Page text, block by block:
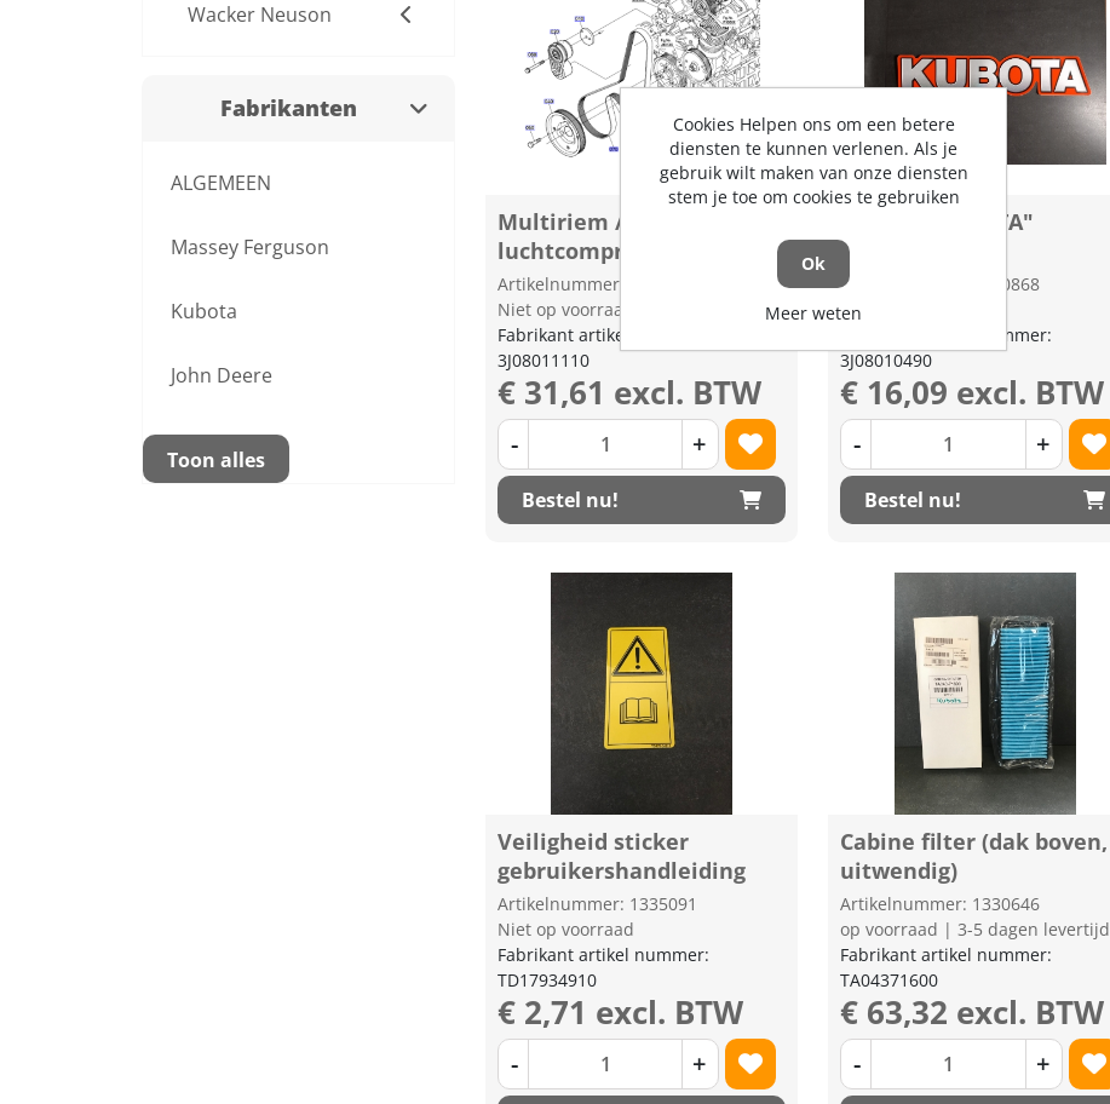
Wacker Neuson
Fabrikanten
ALGEMEEN
Massey Ferguson
Kubota
John Deere
Toon alles
Multiriem / motoren met
luchtcompressor
Artikelnummer: 1830872
Niet op voorraad
Fabrikant artikel nummer:
3J08011110
€ 31,61 excl. BTW
- +
Bestel nu!
Sticker "KUBOTA"
Artikelnummer: 1830868
Niet op voorraad
Fabrikant artikel nummer:
3J08010490
€ 16,09 excl. BTW
- +
Bestel nu!
Veiligheid sticker
gebruikershandleiding
Artikelnummer: 1335091
Niet op voorraad
Fabrikant artikel nummer:
TD17934910
€ 2,71 excl. BTW
- +
Cabine filter (dak boven,
uitwendig)
Artikelnummer: 1330646
op voorraad | 3-5 dagen levertijd
Fabrikant artikel nummer:
TA04371600
€ 63,32 excl. BTW
- +
Cookies Helpen ons om een betere
diensten te kunnen verlenen. Als je
gebruik wilt maken van onze diensten
stem je toe om cookies te gebruiken
Ok
Meer weten